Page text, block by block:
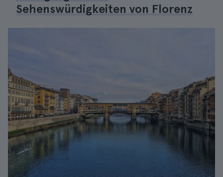
Sehenswürdigkeiten von Florenz